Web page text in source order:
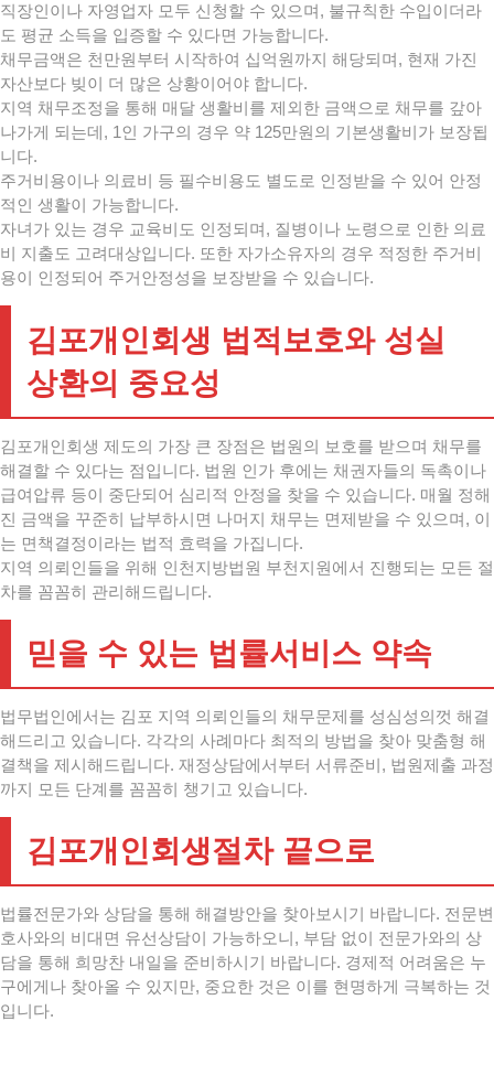
직장인이나 자영업자 모두 신청할 수 있으며, 불규칙한 수입이더라
도 평균 소득을 입증할 수 있다면 가능합니다.
채무금액은 천만원부터 시작하여 십억원까지 해당되며, 현재 가진
자산보다 빚이 더 많은 상황이어야 합니다.
지역 채무조정을 통해 매달 생활비를 제외한 금액으로 채무를 갚아
나가게 되는데, 1인 가구의 경우 약 125만원의 기본생활비가 보장됩
니다.
주거비용이나 의료비 등 필수비용도 별도로 인정받을 수 있어 안정
적인 생활이 가능합니다.
자녀가 있는 경우 교육비도 인정되며, 질병이나 노령으로 인한 의료
비 지출도 고려대상입니다. 또한 자가소유자의 경우 적정한 주거비
용이 인정되어 주거안정성을 보장받을 수 있습니다.
김포개인회생 법적보호와 성실
상환의 중요성
김포개인회생 제도의 가장 큰 장점은 법원의 보호를 받으며 채무를
해결할 수 있다는 점입니다. 법원 인가 후에는 채권자들의 독촉이나
급여압류 등이 중단되어 심리적 안정을 찾을 수 있습니다. 매월 정해
진 금액을 꾸준히 납부하시면 나머지 채무는 면제받을 수 있으며, 이
는 면책결정이라는 법적 효력을 가집니다.
지역 의뢰인들을 위해 인천지방법원 부천지원에서 진행되는 모든 절
차를 꼼꼼히 관리해드립니다.
믿을 수 있는 법률서비스 약속
법무법인에서는 김포 지역 의뢰인들의 채무문제를 성심성의껏 해결
해드리고 있습니다. 각각의 사례마다 최적의 방법을 찾아 맞춤형 해
결책을 제시해드립니다. 재정상담에서부터 서류준비, 법원제출 과정
까지 모든 단계를 꼼꼼히 챙기고 있습니다.
김포개인회생절차 끝으로
법률전문가와 상담을 통해 해결방안을 찾아보시기 바랍니다. 전문변
호사와의 비대면 유선상담이 가능하오니, 부담 없이 전문가와의 상
담을 통해 희망찬 내일을 준비하시기 바랍니다. 경제적 어려움은 누
구에게나 찾아올 수 있지만, 중요한 것은 이를 현명하게 극복하는 것
입니다.